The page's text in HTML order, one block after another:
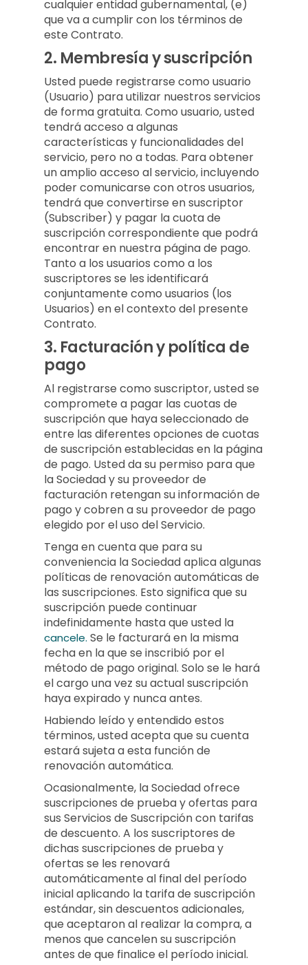
cualquier entidad gubernamental, (e)
que va a cumplir con los términos de
este Contrato.
2. Membresía y suscripción
Usted puede registrarse como usuario
(Usuario) para utilizar nuestros servicios
de forma gratuita. Como usuario, usted
tendrá acceso a algunas
características y funcionalidades del
servicio, pero no a todas. Para obtener
un amplio acceso al servicio, incluyendo
poder comunicarse con otros usuarios,
tendrá que convertirse en suscriptor
(Subscriber) y pagar la cuota de
suscripción correspondiente que podrá
encontrar en nuestra página de pago.
Tanto a los usuarios como a los
suscriptores se les identificará
conjuntamente como usuarios (los
Usuarios) en el contexto del presente
Contrato.
3. Facturación y política de
pago
Al registrarse como suscriptor, usted se
compromete a pagar las cuotas de
suscripción que haya seleccionado de
entre las diferentes opciones de cuotas
de suscripción establecidas en la página
de pago. Usted da su permiso para que
la Sociedad y su proveedor de
facturación retengan su información de
pago y cobren a su proveedor de pago
elegido por el uso del Servicio.
Tenga en cuenta que para su
conveniencia la Sociedad aplica algunas
políticas de renovación automáticas de
las suscripciones. Esto significa que su
suscripción puede continuar
indefinidamente hasta que usted la
cancele. Se le facturará en la misma
fecha en la que se inscribió por el
método de pago original. Solo se le hará
el cargo una vez su actual suscripción
haya expirado y nunca antes.
Habiendo leído y entendido estos
términos, usted acepta que su cuenta
estará sujeta a esta función de
renovación automática.
Ocasionalmente, la Sociedad ofrece
suscripciones de prueba y ofertas para
sus Servicios de Suscripción con tarifas
de descuento. A los suscriptores de
dichas suscripciones de prueba y
ofertas se les renovará
automáticamente al final del período
inicial aplicando la tarifa de suscripción
estándar, sin descuentos adicionales,
que aceptaron al realizar la compra, a
menos que cancelen su suscripción
antes de que finalice el período inicial.